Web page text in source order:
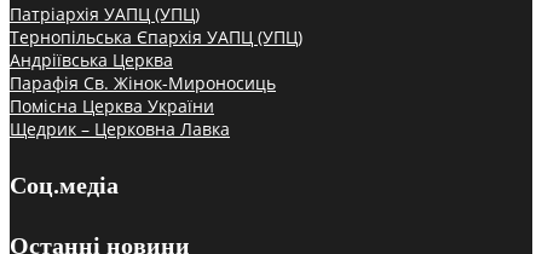
Патріархія УАПЦ (УПЦ)
Тернопільська Єпархія УАПЦ (УПЦ)
Андріївська Церква
Парафія Св. Жінок-Мироносиць
Помісна Церква України
Щедрик – Церковна Лавка
Соц.медіа
Останні новини